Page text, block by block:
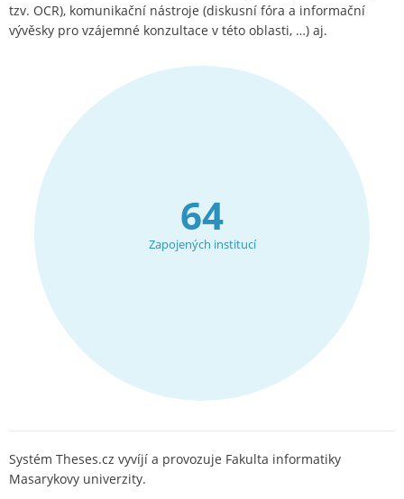
tzv. OCR), komunikační nástroje (diskusní fóra a informační
vývěsky pro vzájemné konzultace v této oblasti, …) aj.
64
Zapojených institucí
Systém Theses.cz vyvíjí a provozuje Fakulta informatiky
Masarykovy univerzity.